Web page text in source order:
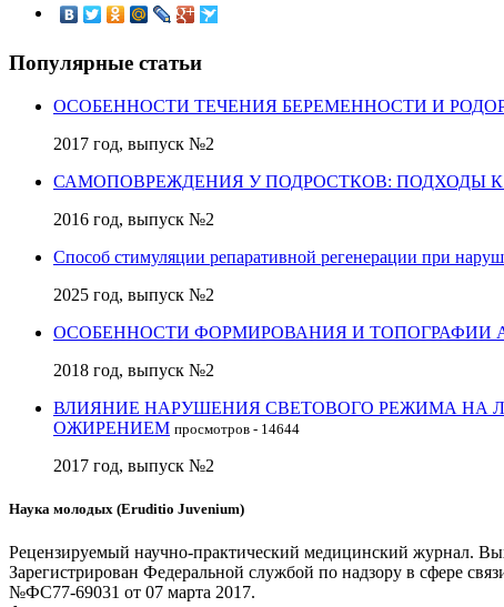
Популярные статьи
ОСОБЕННОСТИ ТЕЧЕНИЯ БЕРЕМЕННОСТИ И
2017 год, выпуск №2
САМОПОВРЕЖДЕНИЯ У ПОДРОСТКОВ: ПОДХОДЫ К
2016 год, выпуск №2
Способ стимуляции репаративной регенерации при
2025 год, выпуск №2
ОСОБЕННОСТИ ФОРМИРОВАНИЯ И ТОПОГРАФИИ
2018 год, выпуск №2
ВЛИЯНИЕ НАРУШЕНИЯ СВЕТОВОГО РЕЖИМА
ОЖИРЕНИЕМ просмотров - 14644
2017 год, выпуск №2
Наука молодых (Eruditio Juvenium)
Рецензируемый научно-практический медицинский журнал.
Зарегистрирован Федеральной службой по надзору в сфере
№ФС77-69031 от 07 марта 2017.